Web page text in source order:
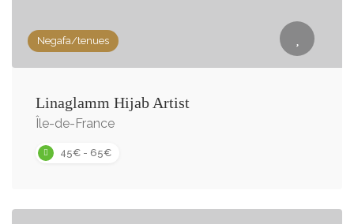
Negafa/tenues
Linaglamm Hijab Artist
Île-de-France
45€ - 65€